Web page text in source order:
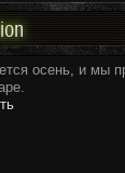
осень, и мы